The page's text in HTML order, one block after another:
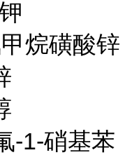
烷磺酸锌
-1-硝基苯